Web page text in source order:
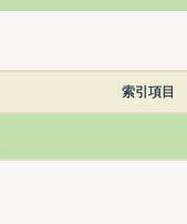
索引項目